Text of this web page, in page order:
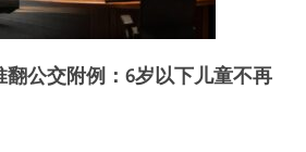
公交附例：6岁以下儿童不再